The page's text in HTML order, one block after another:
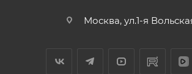
Москва, ул.1-я